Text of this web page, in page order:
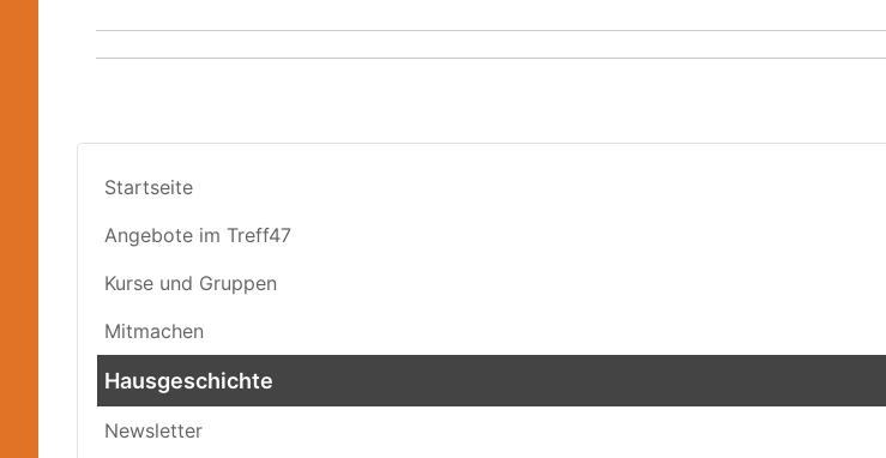
Startseite
Angebote im Treff47
Kurse und Gruppen
Mitmachen
Hausgeschichte
Newsletter